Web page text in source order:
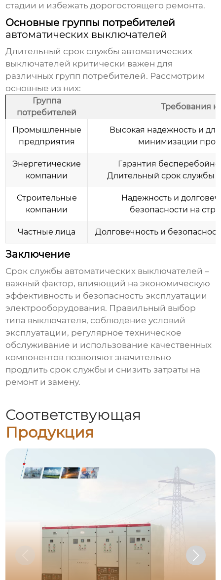
стадии и избежать дорогостоящего ремонта.
Основные группы потребителей
автоматических выключателей
Длительный срок службы автоматических
выключателей критически важен для
различных групп потребителей. Рассмотрим
основные из них:
Группа
потребителей
Требования к
Промышленные
предприятия
Высокая надежность и
минимизации
Энергетические
компании
Гарантия
Длительный срок службы
Строительные
компании
Надежность и
безопасности на
Частные лица Долговечность и
Заключение
Срок службы автоматических выключателей –
важный фактор, влияющий на экономическую
эффективность и безопасность эксплуатации
электрооборудования. Правильный выбор
типа выключателя, соблюдение условий
эксплуатации, регулярное техническое
обслуживание и использование качественных
компонентов позволяют значительно
продлить срок службы и снизить затраты на
ремонт и замену.
Соответствующая
Продукция